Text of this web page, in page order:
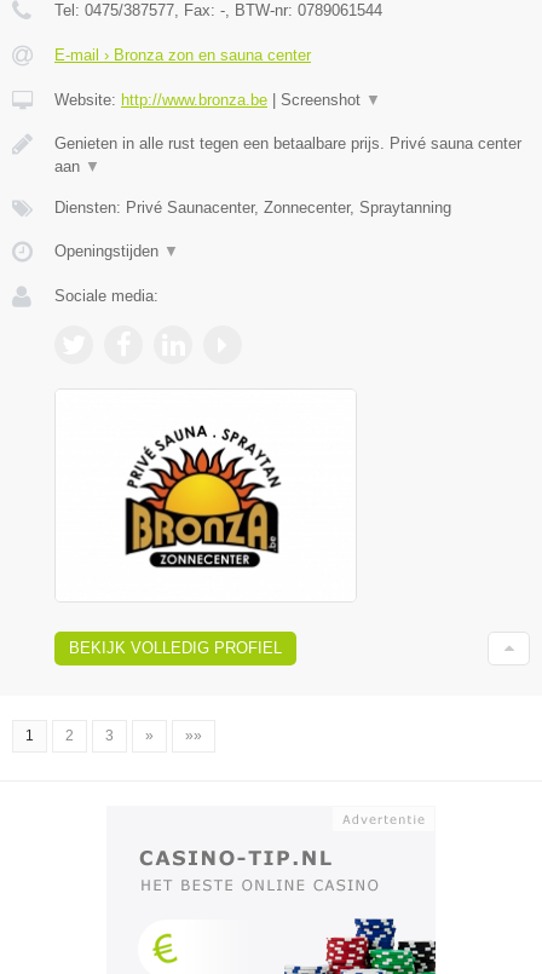
Tel: 0475/387577, Fax: -, BTW-nr: 0789061544
E-mail › Bronza zon en sauna center
Website: http://www.bronza.be Screenshot ▼
Genieten in alle rust tegen een betaalbare prijs. Privé sauna center
aan ▼
Diensten: Privé Saunacenter, Zonnecenter, Spraytanning
Openingstijden ▼
Sociale media:
BEKIJK VOLLEDIG PROFIEL
1 2 3 » »»